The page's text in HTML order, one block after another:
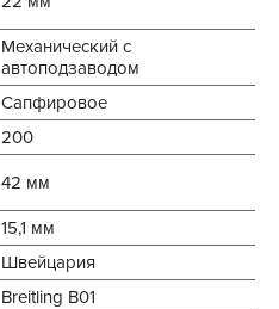
Механический с
автоподзаводом
Сапфировое
200
42 мм
15,1 мм
Швейцария
Breitling B01